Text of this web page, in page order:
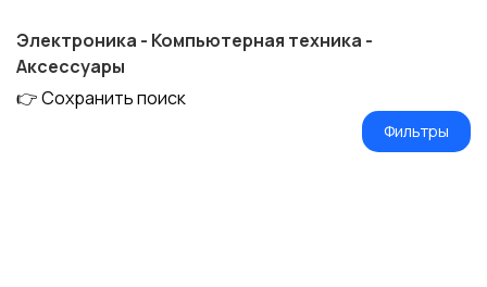
Электроника - Компьютерная техника -
Аксессуары
👉 Сохранить поиск
Фильтры